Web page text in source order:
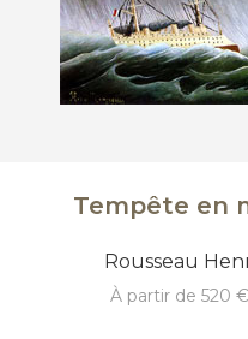
Tempête en
Rousseau
à partir de 520 €